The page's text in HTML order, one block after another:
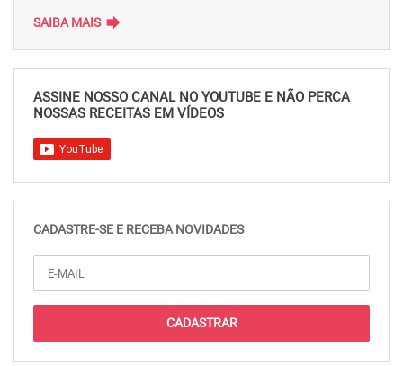
SAIBA MAIS forward
ASSINE NOSSO CANAL NO YOUTUBE E NÃO PERCA
NOSSAS RECEITAS EM VÍDEOS
CADASTRE-SE E RECEBA NOVIDADES